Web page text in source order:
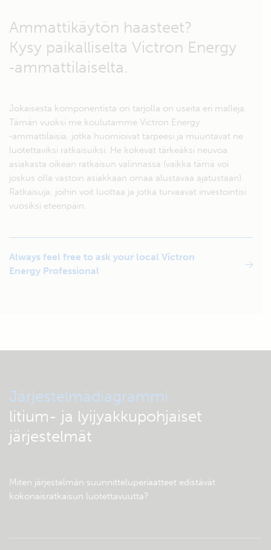
Ammattikäytön haasteet?
Kysy paikalliselta Victron Energy
‑ammattilaiselta.
Jokaisesta komponentista on tarjolla on useita eri malleja.
Tämän vuoksi me koulutamme Victron Energy
‑ammattilaisia, jotka huomioivat tarpeesi ja muuntavat ne
luotettaviksi ratkaisuiksi. He kokevat tärkeäksi neuvoa
asiakasta oikean ratkaisun valinnassa (vaikka tämä voi
joskus olla vastoin asiakkaan omaa alustavaa ajatustaan).
Ratkaisuja, joihin voit luottaa ja jotka turvaavat investointisi
vuosiksi eteenpäin.
Always feel free to ask your local Victron
Energy Professional
Järjestelmädiagrammi
litium- ja lyijyakkupohjaiset
järjestelmät
Miten järjestelmän suunnitteluperiaatteet edistävät
kokonaisratkaisun luotettavuutta?